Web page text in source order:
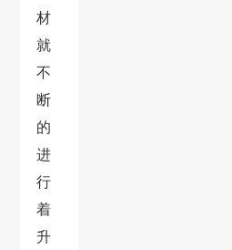
材
就
不
断
的
进
行
着
升